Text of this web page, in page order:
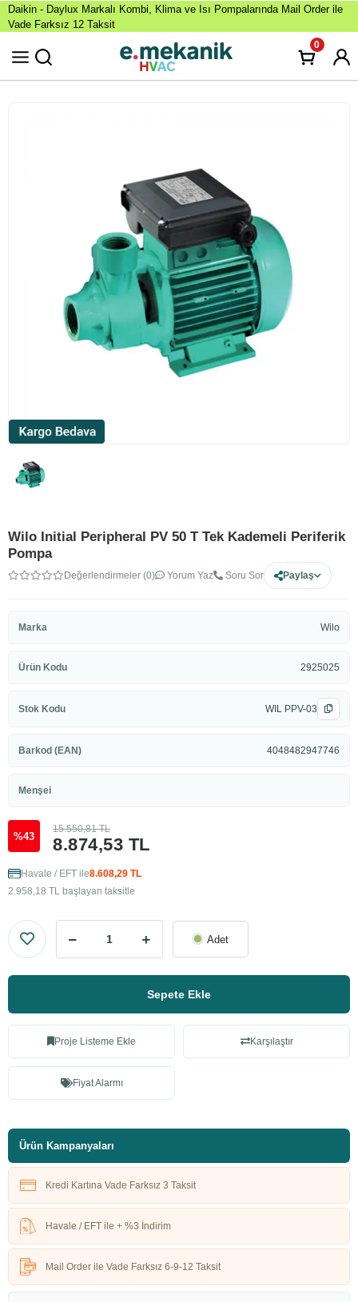
Daikin - Daylux Markalı Kombi, Klima ve Isı Pompalarında Mail Order ile
Vade Farksız 12 Taksit
0
Wilo Initial Peripheral PV 50 T Tek Kademeli Periferik
Pompa
Değerlendirmeler (0) Yorum Yaz Soru Sor Paylaş
Marka Wilo
Ürün Kodu 2925025
Stok Kodu WIL PPV-03
Barkod (EAN) 4048482947746
Menşei
%43 8.874,53 TL
15.550,81 TL
Havale / EFT ile8.608,29 TL
2.958,18 TL başlayan taksitle
Adet
Sepete Ekle
Proje Listeme Ekle Karşılaştır
Fiyat Alarmı
Ürün Kampanyaları
Kredi Kartına Vade Farksız 3 Taksit
Havale / EFT ile + %3 İndirim
Mail Order ile Vade Farksız 6-9-12 Taksit